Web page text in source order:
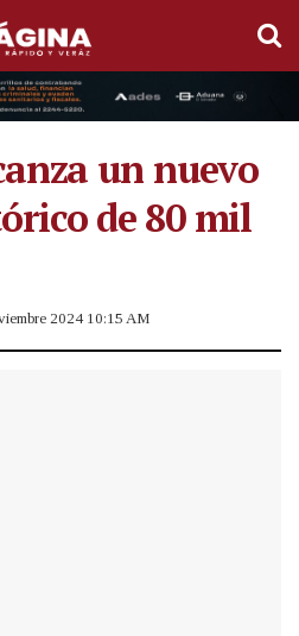
un nuevo
de 80 mil
2024 10:15 AM